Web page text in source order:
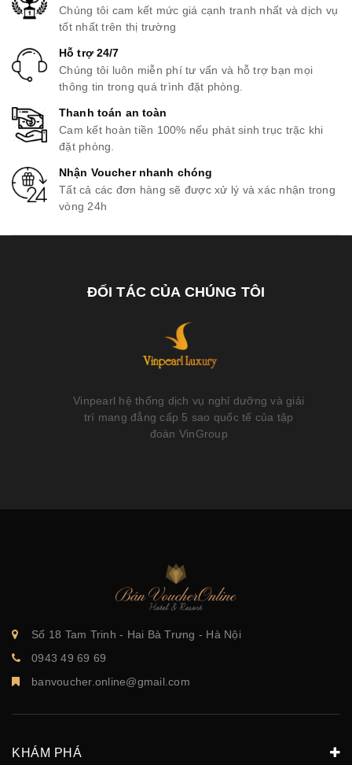
Chúng tôi cam kết mức giá cạnh tranh nhất và dịch vụ
tốt nhất trên thị trường
Hỗ trợ 24/7
Chúng tôi luôn miễn phí tư vấn và hỗ trợ bạn mọi
thông tin trong quá trình đặt phòng.
Thanh toán an toàn
Cam kết hoàn tiền 100% nếu phát sinh trục trặc khi
đặt phòng.
Nhận Voucher nhanh chóng
Tất cả các đơn hàng sẽ được xử lý và xác nhận trong
vòng 24h
ĐỐI TÁC CỦA CHÚNG TÔI
Vinpearl hệ thống dịch vụ nghỉ dưỡng và giải
trí mang đẳng cấp 5 sao quốc tế của tập
đoàn VinGroup
Số 18 Tam Trinh - Hai Bà Trưng - Hà Nội
0943 49 69 69
banvoucher.online@gmail.com
KHÁM PHÁ